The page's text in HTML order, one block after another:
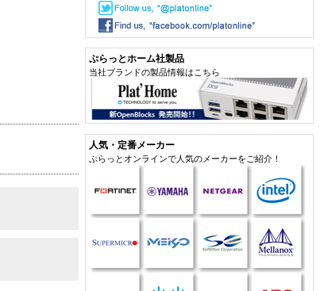
ぷらっとホーム社製品
当社ブランドの製品情報はこちら
人気・定番メーカー
ぷらっとオンラインで人気のメーカーをご紹介！